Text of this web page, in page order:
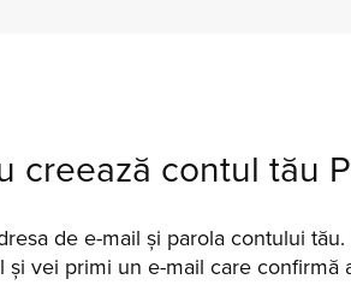
creează contul tău
de e-mail și parola contului
vei primi un e-mail care confirmă